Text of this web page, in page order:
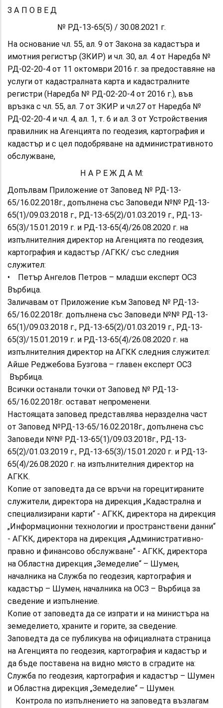
З А П О В Е Д
№ РД-13-65(5) / 30.08.2021 г.
На основание чл. 55, ал. 9 от Закона за кадастъра и
имотния регистър (ЗКИР) и чл. 30, ал. 4 от Наредба №
РД-02-20-4 от 11 октомври 2016 г. за предоставяне на
услуги от кадастралната карта и кадастралните
регистри (Наредба № РД-02-20-4 от 2016 г.), във
връзка с чл. 55, ал. 7 от ЗКИР и чл.27 от Наредба №
РД-02-20-4 и чл. 4, ал. 1, т. 6 и ал. 3 от Устройствения
правилник на Агенцията по геодезия, картография и
кадастър и с цел подобряване на административното
обслужване,
Н А Р Е Ж Д А М:
Допълвам Приложение от Заповед № РД-13-
65/16.02.2018г., допълнена със Заповеди №№ РД-13-
65(1)/09.03.2018 г., РД-13-65(2)/01.03.2019 г., РД-13-
65(3)/15.01.2019 г. и РД-13-65(4)/26.08.2020 г. на
изпълнителния директор на Агенцията по геодезия,
картография и кадастър /АГКК/ със следния
служител:
• Петър Ангелов Петров – младши експерт ОСЗ
Върбица.
Заличавам от Приложение към Заповед № РД-13-
65/16.02.2018г. допълнена със Заповеди №№ РД-13-
65(1)/09.03.2018 г., РД-13-65(2)/01.03.2019 г., РД-13-
65(3)/15.01.2019 г. и РД-13-65(4)/26.08.2020 г. на
изпълнителния директор на АГКК следния служител:
Айше Реджебова Бузгова – главен експерт ОСЗ
Върбица.
Всички останали точки от Заповед № РД-13-
65/16.02.2018г. остават непроменени.
Настоящата заповед представлява неразделна част
от Заповед №РД-13-65/16.02.2018г., допълнена със
Заповеди №№ РД-13-65(1)/09.03.2018г., РД-13-
65(2)/01.03.2019 г., РД-13-65(3)/15.01.2020 г. и РД-13-
65(4)/26.08.2020 г. на изпълнителния директор на
АГКК.
Копие от заповедта да се връчи на горецитираните
служители, директора на дирекция „Кадастрална и
специализирани карти“ - АГКК, директора на дирекция
„Информационни технологии и пространствени данни“
- АГКК, директора на дирекция „Административно-
правно и финансово обслужване“ - АГКК, директора
на Областна дирекция „Земеделие“ – Шумен,
началника на Служба по геодезия, картография и
кадастър – Шумен, началника на ОСЗ – Върбица за
сведение и изпълнение.
Копие от заповедта да се изпрати и на министъра на
земеделието, храните и горите, за сведение.
Заповедта да се публикува на официалната страница
на Агенцията по геодезия, картография и кадастър и
да бъде поставена на видно място в сградите на:
Служба по геодезия, картография и кадастър – Шумен
и Областна дирекция „Земеделие“ – Шумен.
Контрола по изпълнението на заповедта възлагам